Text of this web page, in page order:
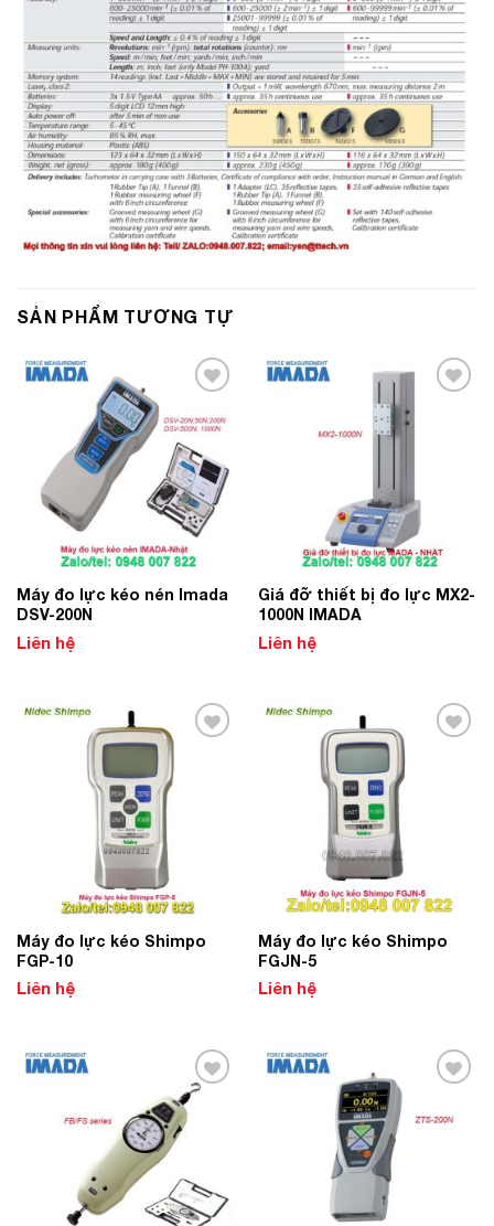
SẢN PHẨM TƯƠNG TỰ
Wishlist
­­Máy đo lực kéo nén Imada
DSV-200N
Liên hệ
Giá đỡ thiết bị đo lực MX2-
1000N IMADA
Liên hệ
Máy đo lực kéo Shimpo
FGP-10
Liên hệ
Máy đo lực kéo Shimpo
FGJN-5
Liên hệ
Add to
Wishlist
Wishlist